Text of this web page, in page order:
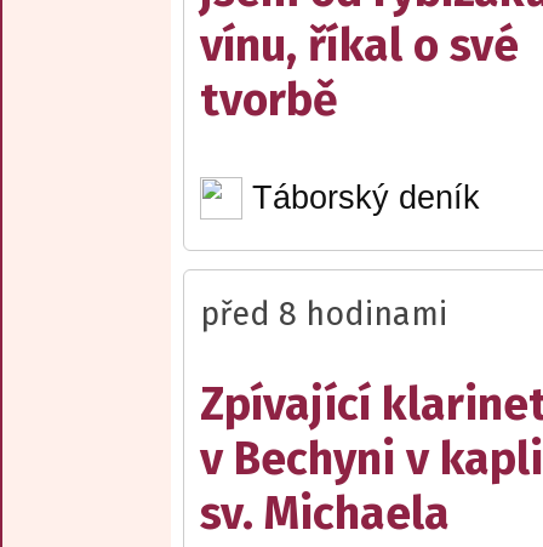
vínu, říkal o své
tvorbě
Táborský deník
před 8 hodinami
Zpívající
v Bechyni v kapli
sv. Michaela